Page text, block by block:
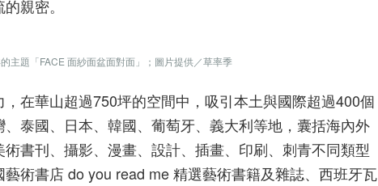
親密。
主題「FACE 面紗面盆面對面」；圖片提供／草率季
在華山超過750坪的空間中，吸引本土與國際超過400個
泰國、日本、韓國、葡萄牙、義大利等地，囊括海內外
書刊、攝影、漫畫、設計、插畫、印刷、刺青不同類型
術書店 do you read me 精選藝術書籍及雜誌、西班牙瓦